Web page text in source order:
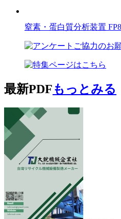
窒素・蛋白質分析装置
最新PDFもっとみる